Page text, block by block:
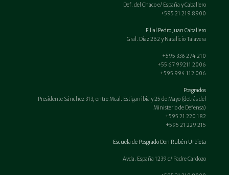
Def. del Chaco e/ España y Caballero
+595 21 219 8900
Filial Pedro Juan Caballero
Gral. Díaz 262 y Natalicio Talavera
+595 336 274 210
+55 67 99211 2006
+595 994 112 006
Posgrados
Presidente Sánchez 313, entre Mcal. Estigarribia y 25 de Mayo (detrás del
Ministerio de Defensa)
+595 21 220 182
+595 21 229 215
Escuela de Posgrado Don Rubén Urbieta
Avda. España 1239 c/ Padre Cardozo